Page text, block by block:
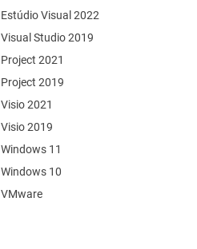
Estúdio Visual 2022
Visual Studio 2019
Project 2021
Project 2019
Visio 2021
Visio 2019
Windows 11
Windows 10
VMware